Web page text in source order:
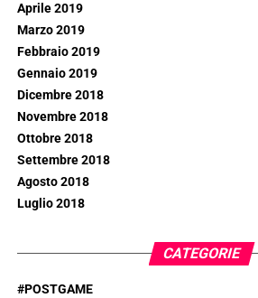
Aprile 2019
Marzo 2019
Febbraio 2019
Gennaio 2019
Dicembre 2018
Novembre 2018
Ottobre 2018
Settembre 2018
Agosto 2018
Luglio 2018
CATEGORIE
#POSTGAME